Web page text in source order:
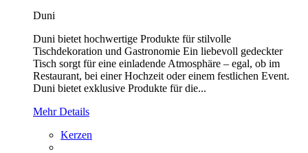
Duni
Duni bietet hochwertige Produkte für stilvolle
Tischdekoration und Gastronomie Ein liebevoll gedeckter
Tisch sorgt für eine einladende Atmosphäre – egal, ob im
Restaurant, bei einer Hochzeit oder einem festlichen Event.
Duni bietet exklusive Produkte für die...
Mehr Details
Kerzen